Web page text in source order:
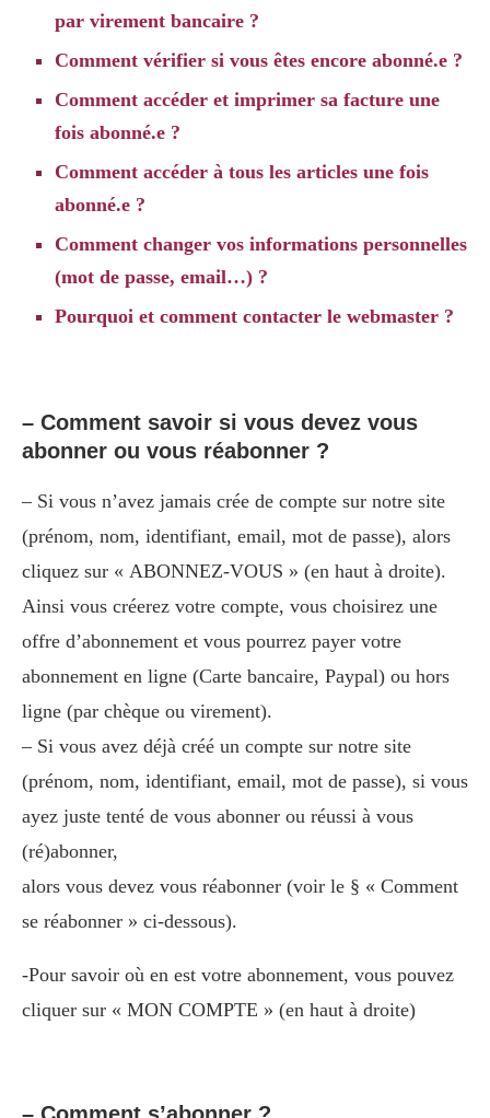
par virement bancaire ?
Comment vérifier si vous êtes encore abonné.e ?
Comment accéder et imprimer sa facture une
fois abonné.e ?
Comment accéder à tous les articles une fois
abonné.e ?
Comment changer vos informations personnelles
(mot de passe, email…) ?
Pourquoi et comment contacter le webmaster ?
– Comment savoir si vous devez vous
abonner ou vous réabonner ?
– Si vous n’avez jamais crée de compte sur notre site
(prénom, nom, identifiant, email, mot de passe), alors
cliquez sur « ABONNEZ-VOUS » (en haut à droite).
Ainsi vous créerez votre compte, vous choisirez une
offre d’abonnement et vous pourrez payer votre
abonnement en ligne (Carte bancaire, Paypal) ou hors
ligne (par chèque ou virement).
– Si vous avez déjà créé un compte sur notre site
(prénom, nom, identifiant, email, mot de passe), si vous
ayez juste tenté de vous abonner ou réussi à vous
(ré)abonner,
alors vous devez vous réabonner (voir le § « Comment
se réabonner » ci-dessous).
-Pour savoir où en est votre abonnement, vous pouvez
cliquer sur « MON COMPTE » (en haut à droite)